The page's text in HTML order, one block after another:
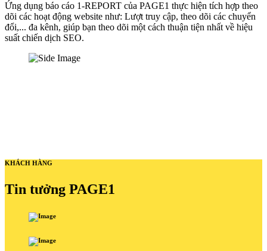
Ứng dụng báo cáo 1-REPORT của PAGE1 thực hiện tích hợp theo
dõi các hoạt động website như: Lượt truy cập, theo dõi các chuyển
đổi,... đa kênh, giúp bạn theo dõi một cách thuận tiện nhất về hiệu
suất chiến dịch SEO.
KHÁCH HÀNG
Tin tưởng PAGE1